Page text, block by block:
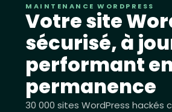
MAINTENANCE WORDPRESS
Votre site
sécurisé, à
performant
permanence
30 000 sites WordPress hackés